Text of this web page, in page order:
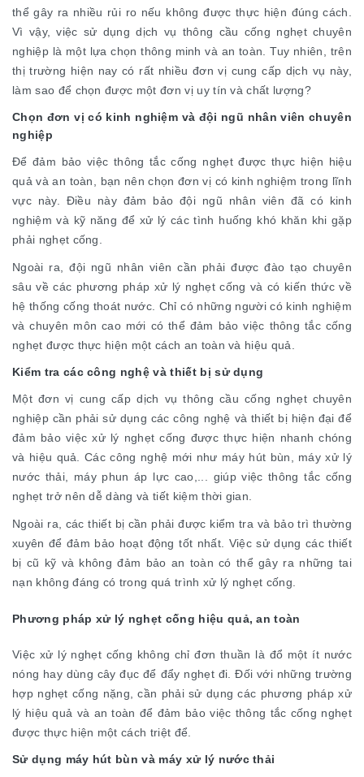
thể gây ra nhiều rủi ro nếu không được thực hiện đúng cách.
Vì vậy, việc sử dụng dịch vụ thông cầu cống nghẹt chuyên
nghiệp là một lựa chọn thông minh và an toàn. Tuy nhiên, trên
thị trường hiện nay có rất nhiều đơn vị cung cấp dịch vụ này,
làm sao để chọn được một đơn vị uy tín và chất lượng?
Chọn đơn vị có kinh nghiệm và đội ngũ nhân viên chuyên
nghiệp
Để đảm bảo việc thông tắc cống nghẹt được thực hiện hiệu
quả và an toàn, bạn nên chọn đơn vị có kinh nghiệm trong lĩnh
vực này. Điều này đảm bảo đội ngũ nhân viên đã có kinh
nghiệm và kỹ năng để xử lý các tình huống khó khăn khi gặp
phải nghẹt cống.
Ngoài ra, đội ngũ nhân viên cần phải được đào tạo chuyên
sâu về các phương pháp xử lý nghẹt cống và có kiến thức về
hệ thống cống thoát nước. Chỉ có những người có kinh nghiệm
và chuyên môn cao mới có thể đảm bảo việc thông tắc cống
nghẹt được thực hiện một cách an toàn và hiệu quả.
Kiểm tra các công nghệ và thiết bị sử dụng
Một đơn vị cung cấp dịch vụ thông cầu cống nghẹt chuyên
nghiệp cần phải sử dụng các công nghệ và thiết bị hiện đại để
đảm bảo việc xử lý nghẹt cống được thực hiện nhanh chóng
và hiệu quả. Các công nghệ mới như máy hút bùn, máy xử lý
nước thải, máy phun áp lực cao,... giúp việc thông tắc cống
nghẹt trở nên dễ dàng và tiết kiệm thời gian.
Ngoài ra, các thiết bị cần phải được kiểm tra và bảo trì thường
xuyên để đảm bảo hoạt động tốt nhất. Việc sử dụng các thiết
bị cũ kỹ và không đảm bảo an toàn có thể gây ra những tai
nạn không đáng có trong quá trình xử lý nghẹt cống.
Phương pháp xử lý nghẹt cống hiệu quả, an toàn
Việc xử lý nghẹt cống không chỉ đơn thuần là đổ một ít nước
nóng hay dùng cây đục để đẩy nghẹt đi. Đối với những trường
hợp nghẹt cống nặng, cần phải sử dụng các phương pháp xử
lý hiệu quả và an toàn để đảm bảo việc thông tắc cống nghẹt
được thực hiện một cách triệt để.
Sử dụng máy hút bùn và máy xử lý nước thải